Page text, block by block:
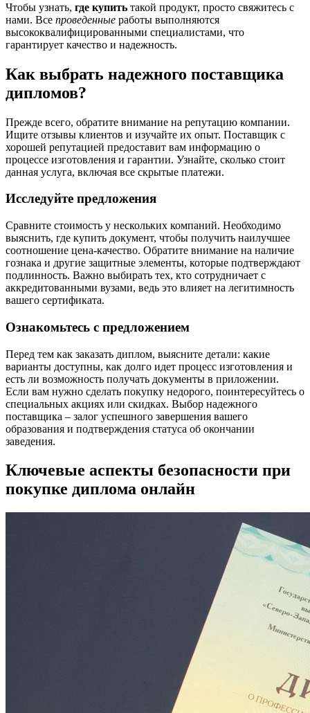
Чтобы узнать, где купить такой продукт, просто свяжитесь с
нами. Все проведенные работы выполняются
высококвалифицированными специалистами, что
гарантирует качество и надежность.
Как выбрать надежного поставщика
дипломов?
Прежде всего, обратите внимание на репутацию компании.
Ищите отзывы клиентов и изучайте их опыт. Поставщик с
хорошей репутацией предоставит вам информацию о
процессе изготовления и гарантии. Узнайте, сколько стоит
данная услуга, включая все скрытые платежи.
Исследуйте предложения
Сравните стоимость у нескольких компаний. Необходимо
выяснить, где купить документ, чтобы получить наилучшее
соотношение цена-качество. Обратите внимание на наличие
гознака и другие защитные элементы, которые подтверждают
подлинность. Важно выбирать тех, кто сотрудничает с
аккредитованными вузами, ведь это влияет на легитимность
вашего сертификата.
Ознакомьтесь с предложением
Перед тем как заказать диплом, выясните детали: какие
варианты доступны, как долго идет процесс изготовления и
есть ли возможность получать документы в приложении.
Если вам нужно сделать покупку недорого, поинтересуйтесь о
специальных акциях или скидках. Выбор надежного
поставщика – залог успешного завершения вашего
образования и подтверждения статуса об окончании
заведения.
Ключевые аспекты безопасности при
покупке диплома онлайн